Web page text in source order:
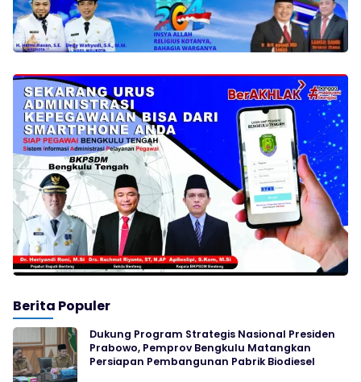
Berita Populer
Dukung Program Strategis Nasional Presiden
Prabowo, Pemprov Bengkulu Matangkan
Persiapan Pembangunan Pabrik Biodiesel